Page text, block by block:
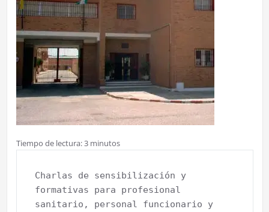
Tiempo de lectura:3 minutos
Charlas de sensibilización y
formativas para profesional
sanitario, personal funcionario y